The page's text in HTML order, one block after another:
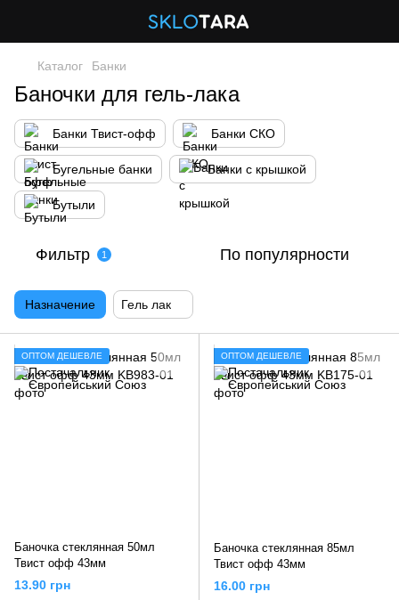
Каталог Банки
Баночки для гель-лака
Банки Твист-офф Банки СКО
Бугельные банки Банки с крышкой
Бутыли
Фильтр 1 По популярности
Назначение Гель лак
ОПТОМ ДЕШЕВЛЕ
Баночка стеклянная 50мл
Твист офф 43мм
13.90 грн
ОПТОМ ДЕШЕВЛЕ
Баночка стеклянная 85мл
Твист офф 43мм
16.00 грн